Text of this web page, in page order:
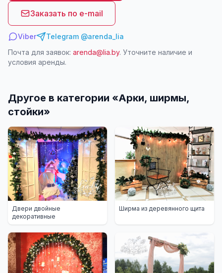
Заказать по e-mail
Viber
Telegram @arenda_lia
Почта для заявок: arenda@lia.by. Уточните наличие и
условия аренды.
Другое в категории «Арки, ширмы,
стойки»
Двери двойные
декоративные
Ширма из деревянного щита